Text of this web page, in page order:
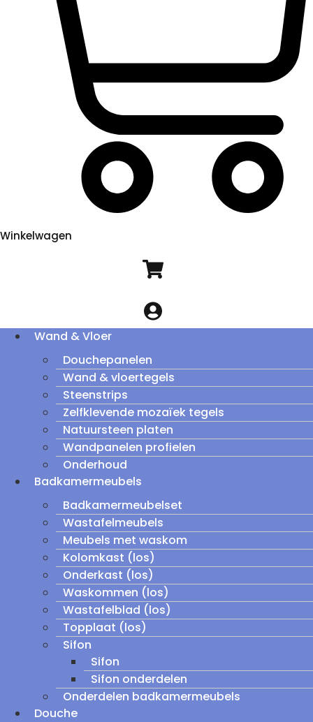
Winkelwagen
Wand & Vloer
Douchepanelen
Wand & vloertegels
Steenstrips
Zelfklevende mozaïek tegels
Natuursteen platen
Wandpanelen profielen
Onderhoud
Badkamermeubels
Badkamermeubelset
Wastafelmeubels
Meubels met waskom
Kolomkast (los)
Onderkast (los)
Waskommen (los)
Wastafelblad (los)
Topplaat (los)
Sifon
Sifon
Sifon onderdelen
Onderdelen badkamermeubels
Douche